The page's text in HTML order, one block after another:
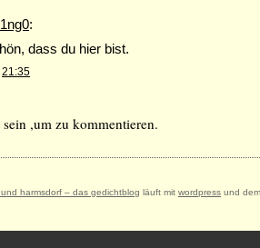
1ng0:
dass du hier bist.
21:35
sein ,um zu kommentieren.
harmsdorf – das gedichtblog läuft mit wordpress und